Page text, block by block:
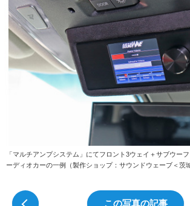
「マルチアンプシステム」にてフロント3ウェイ＋サブウー
ーディオカーの一例（製作ショップ：サウンドウェーブ＜茨
この写真の記事